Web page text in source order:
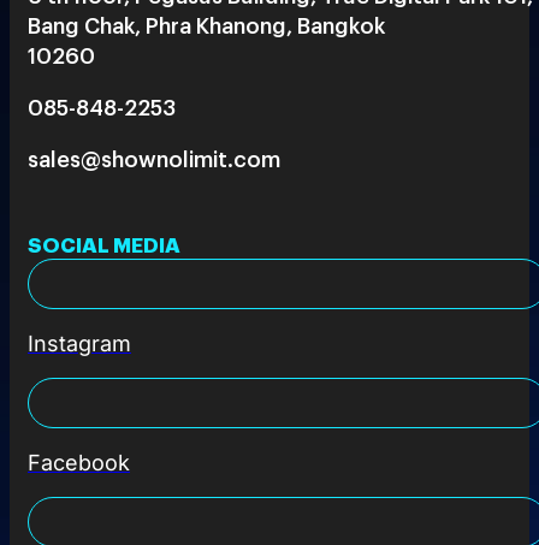
Bang Chak, Phra Khanong, Bangkok
10260
085-848-2253
sales@shownolimit.com
SOCIAL MEDIA
Instagram
Facebook